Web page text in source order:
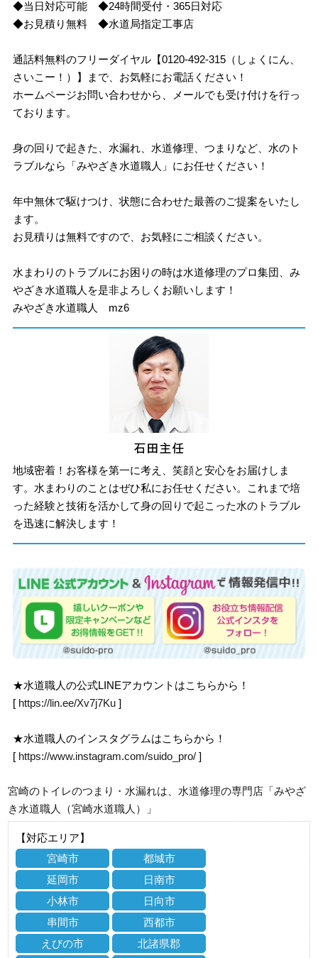
◆当日対応可能 ◆24時間受付・365日対応
◆お見積り無料 ◆水道局指定工事店
通話料無料のフリーダイヤル【0120-492-315（しょくにん、
さいこー！）】まで、お気軽にお電話ください！
ホームページお問い合わせから、メールでも受け付けを行っ
ております。
身の回りで起きた、水漏れ、水道修理、つまりなど、水のト
ラブルなら「みやざき水道職人」にお任せください！
年中無休で駆けつけ、状態に合わせた最善のご提案をいたし
ます。
お見積りは無料ですので、お気軽にご相談ください。
水まわりのトラブルにお困りの時は水道修理のプロ集団、み
やざき水道職人を是非よろしくお願いします！
みやざき水道職人 mz6
地域密着！お客様を第一に考え、笑顔と安心をお届けしま
す。水まわりのことはぜひ私にお任せください。これまで培
った経験と技術を活かして身の回りで起こった水のトラブル
を迅速に解決します！
★水道職人の公式LINEアカウントはこちらから！
[ https://lin.ee/Xv7j7Ku ]
★水道職人のインスタグラムはこちらから！
[ https://www.instagram.com/suido_pro/ ]
宮崎のトイレのつまり・水漏れは、水道修理の専門店「みやざ
き水道職人（宮崎水道職人）」
【対応エリア】
宮崎市
都城市
延岡市
日南市
小林市
日向市
串間市
西都市
えびの市
北諸県郡